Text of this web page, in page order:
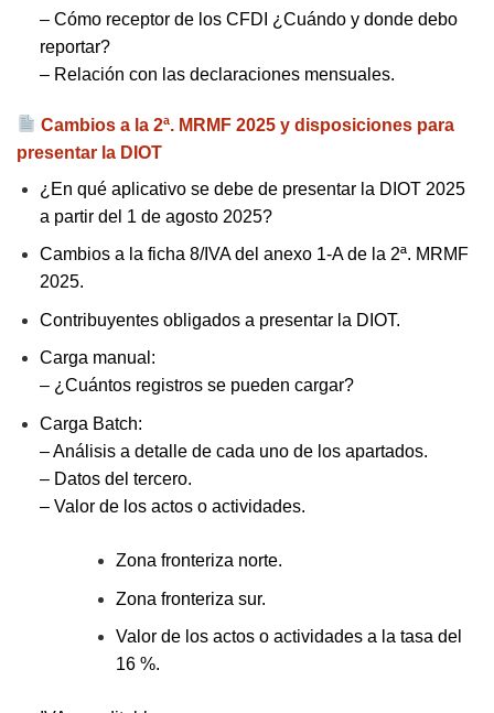
– Cómo receptor de los CFDI ¿Cuándo y donde debo
reportar?
– Relación con las declaraciones mensuales.
Cambios a la 2ª. MRMF 2025 y disposiciones para
presentar la DIOT
¿En qué aplicativo se debe de presentar la DIOT 2025
a partir del 1 de agosto 2025?
Cambios a la ficha 8/IVA del anexo 1-A de la 2ª. MRMF
2025.
Contribuyentes obligados a presentar la DIOT.
Carga manual:
– ¿Cuántos registros se pueden cargar?
Carga Batch:
– Análisis a detalle de cada uno de los apartados.
– Datos del tercero.
– Valor de los actos o actividades.
Zona fronteriza norte.
Zona fronteriza sur.
Valor de los actos o actividades a la tasa del
16 %.